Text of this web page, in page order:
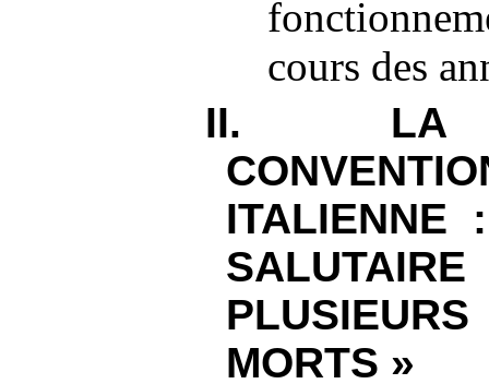
cours des
II. LA
ITALIENNE
MORTS »